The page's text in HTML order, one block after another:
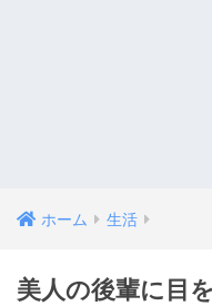
ホーム 生活
美人の後輩に目